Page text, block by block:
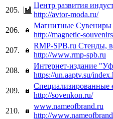
205.
Центр развития
http://avtor-moda.ru/
206.
Магнитные Сувениры
http://magnetic-
207.
RMP-SPB.ru Стенды,
http://www.rmp-spb.ru
208.
Интернет-издание
https://un.aaptv.su/
209.
Специализированные
http://sovenkon.ru/
210.
www.nameofbrand.ru
http://